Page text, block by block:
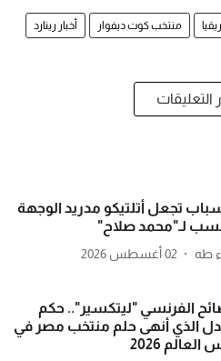
منتخب كوت ديفوار أخبار رينارد
التعليقات
أسباب تجعل أتلتيكو مدريد الوجهة
لـ"محمد صلاح"
طه 02 أغسطس 2026
الفرنسي "ليتكسير".. حكم
الذي أنهى حلم منتخب مصر في
2026